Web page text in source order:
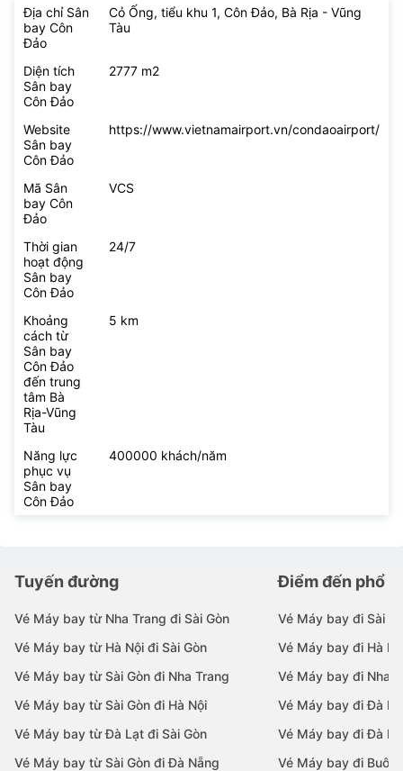
Địa chỉ Sân
bay Côn
Đảo
Cỏ Ống, tiểu khu 1, Côn Đảo, Bà Rịa - Vũng
Tàu
Diện tích
Sân bay
Côn Đảo
2777 m2
Website
Sân bay
Côn Đảo
https://www.vietnamairport.vn/condaoairport/
Mã Sân
bay Côn
Đảo
VCS
Thời gian
hoạt động
Sân bay
Côn Đảo
24/7
Khoảng
cách từ
Sân bay
Côn Đảo
đến trung
tâm Bà
Rịa-Vũng
Tàu
5 km
Năng lực
phục vụ
Sân bay
Côn Đảo
400000 khách/năm
Tuyến đường
Vé Máy bay từ Nha Trang đi Sài Gòn
Vé Máy bay từ Hà Nội đi Sài Gòn
Vé Máy bay từ Sài Gòn đi Nha Trang
Vé Máy bay từ Sài Gòn đi Hà Nội
Vé Máy bay từ Đà Lạt đi Sài Gòn
Vé Máy bay từ Sài Gòn đi Đà Nẵng
Điểm đến phổ
Vé Máy bay đi Sài
Vé Máy bay đi Hà
Vé Máy bay đi Nha
Vé Máy bay đi Đà
Vé Máy bay đi Đà
Vé Máy bay đi Buôn